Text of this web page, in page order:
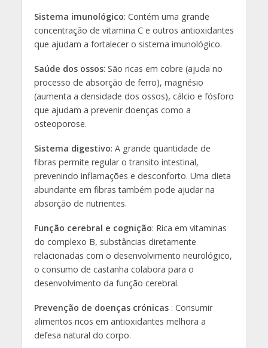
Sistema imunológico: Contém uma grande
concentração de vitamina C e outros antioxidantes
que ajudam a fortalecer o sistema imunológico.
Saúde dos ossos: São ricas em cobre (ajuda no
processo de absorção de ferro), magnésio
(aumenta a densidade dos ossos), cálcio e fósforo
que ajudam a prevenir doenças como a
osteoporose.
Sistema digestivo: A grande quantidade de
fibras permite regular o transito intestinal,
prevenindo inflamações e desconforto. Uma dieta
abundante em fibras também pode ajudar na
absorção de nutrientes.
Função cerebral e cognição: Rica em vitaminas
do complexo B, substâncias diretamente
relacionadas com o desenvolvimento neurológico,
o consumo de castanha colabora para o
desenvolvimento da função cerebral.
Prevenção de doenças crónicas: Consumir
alimentos ricos em antioxidantes melhora a
defesa natural do corpo.